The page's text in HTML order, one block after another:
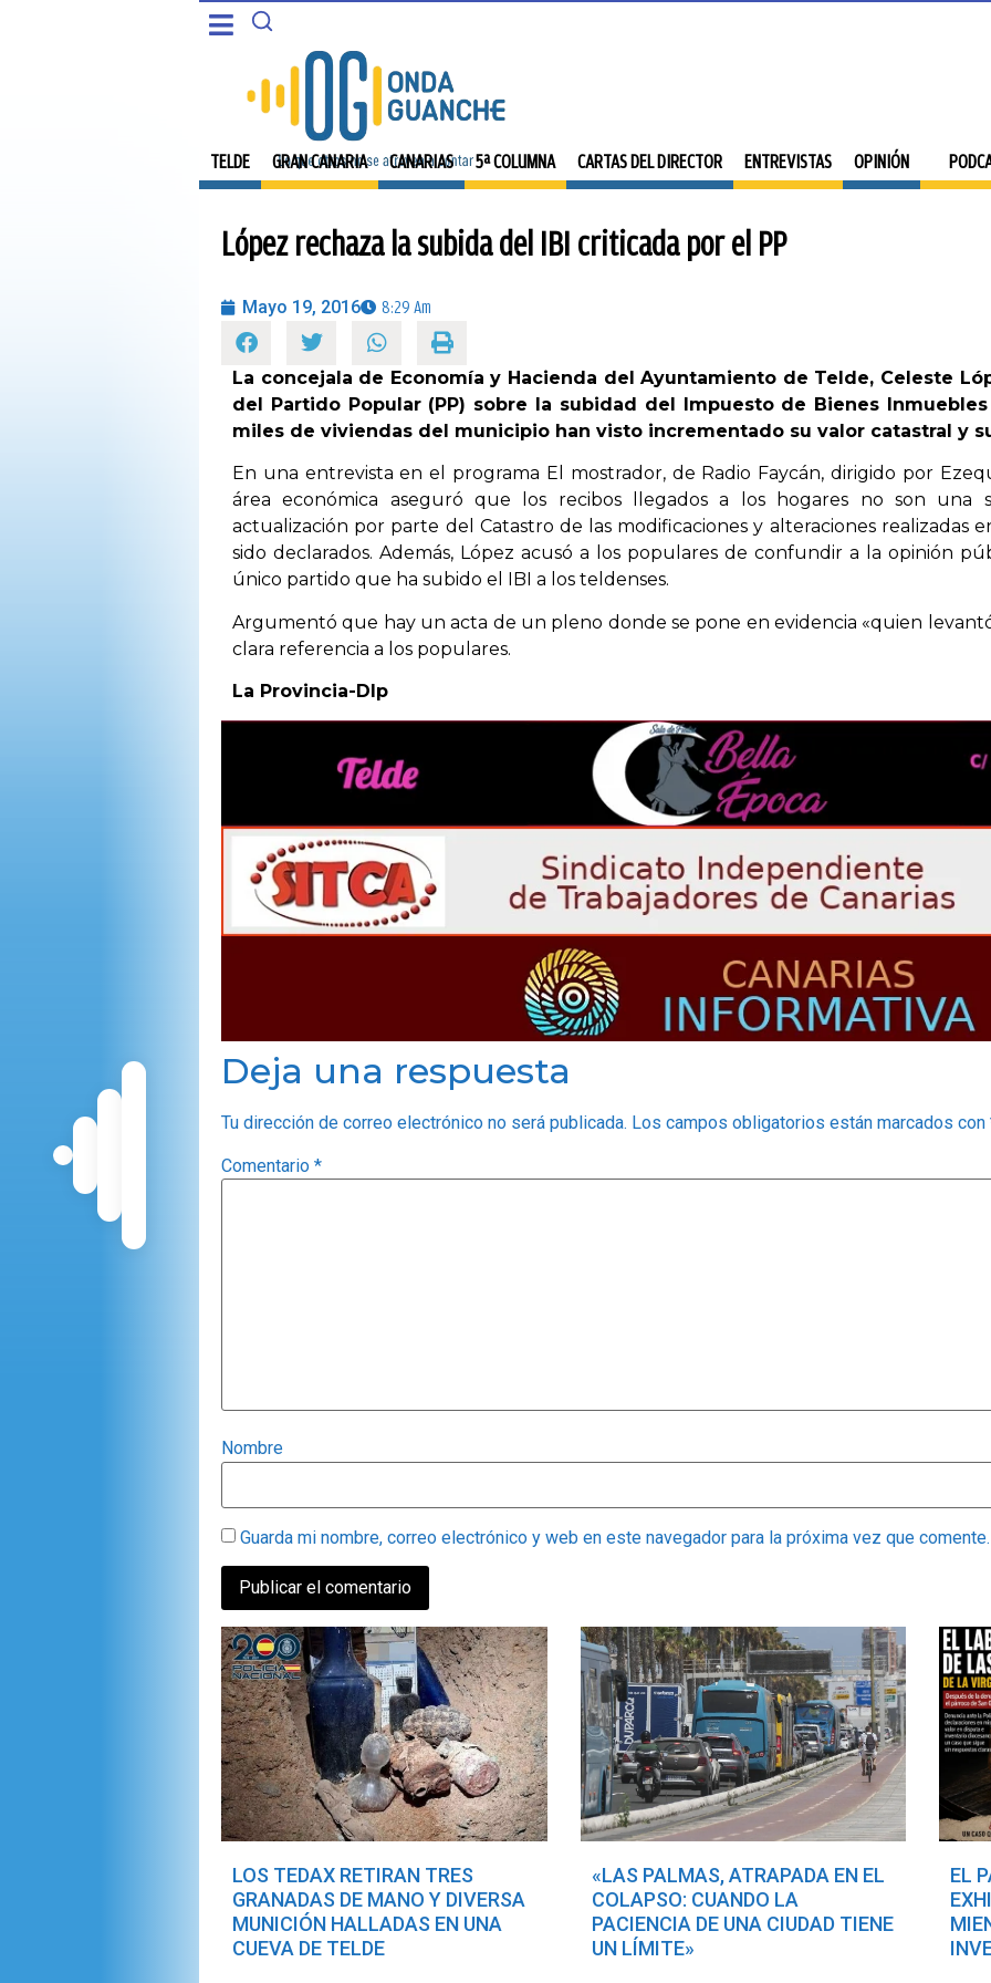
PORTADA
CANARIAS
5ª COLUMNA
CARTAS DEL DIRECTOR
OPINIÓN
PROGRAMAS
TELDE GRAN CANARIA CANARIAS 5ª COLUMNA CARTAS DEL DIRECTOR ENTREVISTAS OPINIÓN
5ª COLUMNA
CARTAS DEL DIRECTOR
ENTREVISTAS
OPINIÓN
López rechaza la subida del IBI criticada por el PP
Mayo 19, 2016 8:29 Am
La concejala de Economía y Hacienda del Ayuntamiento de Telde, Celeste
del Partido Popular (PP) sobre la subidad del Impuesto de Bienes
miles de viviendas del municipio han visto incrementado su valor catastral y
En una entrevista en el programa El mostrador, de Radio Faycán, dirigido por
área económica aseguró que los recibos llegados a los hogares no son una
actualización por parte del Catastro de las modificaciones y alteraciones realizadas
sido declarados. Además, López acusó a los populares de confundir a la opinión
único partido que ha subido el IBI a los teldenses.
Argumentó que hay un acta de un pleno donde se pone en evidencia «quien
clara referencia a los populares.
La Provincia-Dlp
Deja una respuesta
Tu dirección de correo electrónico no será publicada. Los campos obligatorios están marcados con
Comentario *
Nombre
Guarda mi nombre, correo electrónico y web en este navegador para la próxima vez que comente.
LOS TEDAX RETIRAN TRES
GRANADAS DE MANO Y DIVERSA
MUNICIÓN HALLADAS EN UNA
CUEVA DE TELDE
«LAS PALMAS, ATRAPADA EN EL
COLAPSO: CUANDO LA
PACIENCIA DE UNA CIUDAD TIENE
UN LÍMITE»
EL